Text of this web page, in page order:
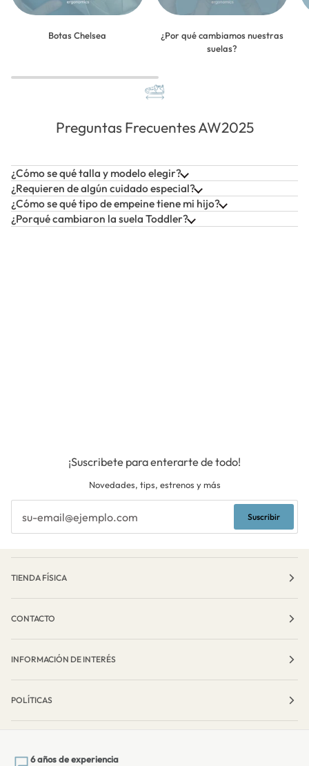
Botas Chelsea
¿Por qué cambiamos nuestras
suelas?
Preguntas Frecuentes AW2025
¿Cómo se qué talla y modelo elegir?
¿Requieren de algún cuidado especial?
¿Cómo se qué tipo de empeine tiene mi hijo?
¿Porqué cambiaron la suela Toddler?
¡Suscribete para enterarte de todo!
Novedades, tips, estrenos y más
Suscribir
TIENDA FÍSICA
CONTACTO
INFORMACIÓN DE INTERÉS
POLÍTICAS
6 años de experiencia